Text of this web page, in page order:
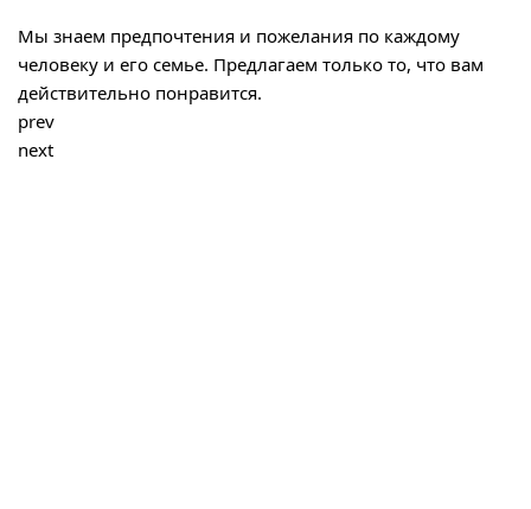
Мы знаем предпочтения и пожелания по каждому
человеку и его семье. Предлагаем только то, что вам
действительно понравится.
prev
next